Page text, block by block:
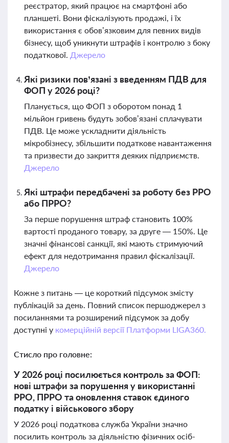
реєстратор, який працює на смартфоні або
планшеті. Вони фіскалізують продажі, і їх
використання є обов’язковим для певних видів
бізнесу, щоб уникнути штрафів і контролю з боку
податкової. Джерело
Які ризики пов’язані з введенням ПДВ для
ФОП у 2026 році?
Планується, що ФОП з оборотом понад 1
мільйон гривень будуть зобов’язані сплачувати
ПДВ. Це може ускладнити діяльність
мікробізнесу, збільшити податкове навантаження
та призвести до закриття деяких підприємств.
Джерело
Які штрафи передбачені за роботу без РРО
або ПРРО?
За перше порушення штраф становить 100%
вартості проданого товару, за друге — 150%. Це
значні фінансові санкції, які мають стримуючий
ефект для недотримання правил фіскалізації.
Джерело
Кожне з питань — це короткий підсумок змісту
публікацій за день. Повний список першоджерел з
посиланнями та розширений підсумок за добу
доступні у комерційній версії Платформи LIGA360.
Стисло про головне:
У 2026 році посилюється контроль за ФОП:
нові штрафи за порушення у використанні
РРО, ПРРО та оновлення ставок єдиного
податку і військового збору
У 2026 році податкова служба України значно
посилить контроль за діяльністю фізичних осіб-